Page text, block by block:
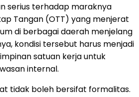
serius terhadap maraknya
Tangan (OTT) yang menjerat
di berbagai daerah menjelang
kondisi tersebut harus menjadi
satuan kerja untuk
internal.
tidak boleh bersifat formalitas.